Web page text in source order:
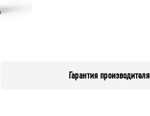
Гарантия производителя